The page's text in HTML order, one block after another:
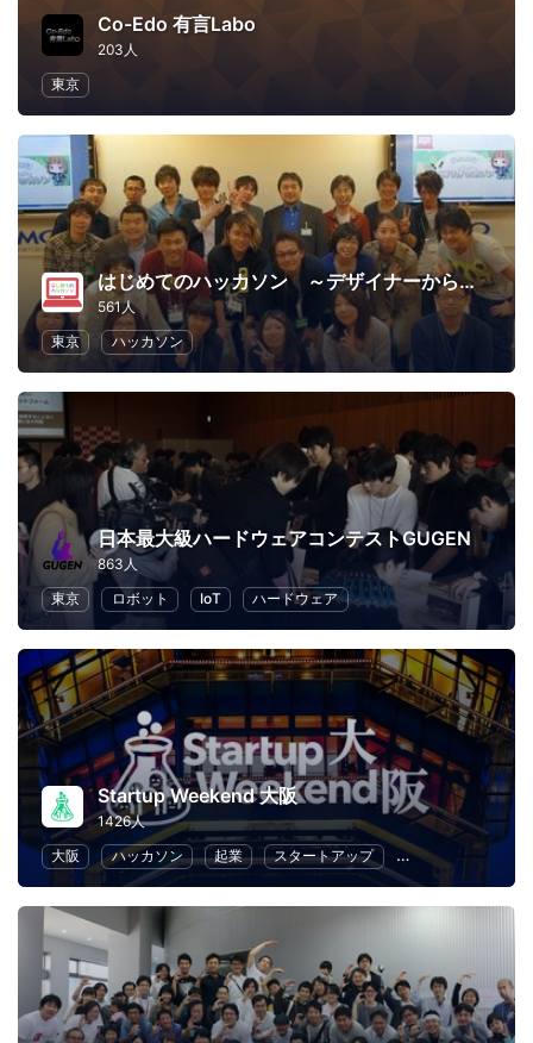
Co-Edo 有言Labo
203人
東京
はじめてのハッカソン ～デザイナーからプログラマーまで～
561人
東京
ハッカソン
日本最大級ハードウェアコンテストGUGEN
863人
東京
ロボット IoT ハードウェア
Startup Weekend 大阪
1426人
大阪
ハッカソン 起業 スタートアップ デザイン